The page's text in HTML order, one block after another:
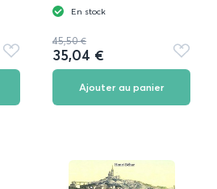
Ajouter
aux
En stock
45,50 €
35,04 €
Ajouter
aux
Ajouter au panier